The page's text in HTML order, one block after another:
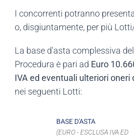
I concorrenti potranno
o, disgiuntamente, per più
La base d'asta complessiva
Procedura è pari ad Euro
IVA ed eventuali ulteriori oneri
nei seguenti Lotti:
BASE D'ASTA
(EURO - ESCLUSA IVA ED